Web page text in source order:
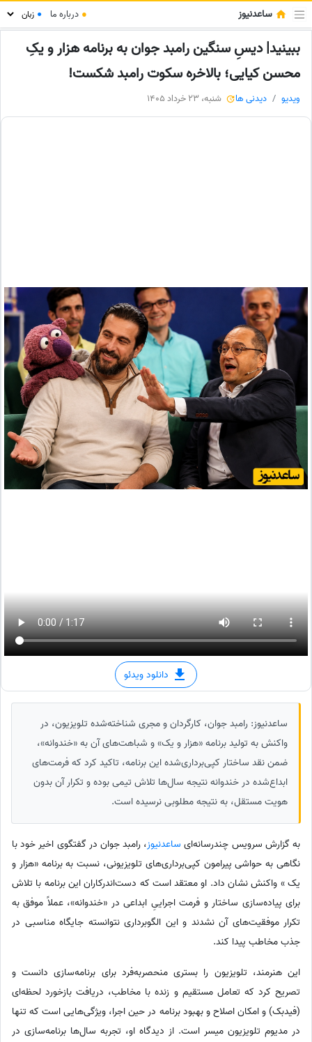
ساعدنیوز ● درباره ما ●
ببینید| دیسِ سنگین رامبد جوان به برنامه هزار و یکِ
محسن کیایی؛ بالاخره سکوت رامبد شکست!
ویدیو دیدنی ها شنبه، 23 خرداد 1405
دانلود ویدئو
ساعدنیوز: رامبد جوان، کارگردان و مجری شناخته‌شده تلویزیون، در
واکنش به تولید برنامه «هزار و یک» و شباهت‌های آن به «خندوانه»،
ضمن نقد ساختار کپی‌برداری‌شده این برنامه، تاکید کرد که فرمت‌های
ابداع‌شده در خندوانه نتیجه سال‌ها تلاش تیمی بوده و تکرار آن بدون
هویت مستقل، به نتیجه مطلوبی نرسیده است.
به گزارش سرویس چندرسانه‌ای ساعدنیوز، رامبد جوان در گفتگوی اخیر خود با
نگاهی به حواشی پیرامون کپی‌برداری‌های تلویزیونی، نسبت به برنامه «هزار و
یک » واکنش نشان داد. او معتقد است که دست‌اندرکاران این برنامه با تلاش
برای پیاده‌سازی ساختار و فرمت اجراییِ ابداعی در «خندوانه»، عملاً موفق به
تکرار موفقیت‌های آن نشدند و این الگوبرداری نتوانسته جایگاه مناسبی در
جذب مخاطب پیدا کند.
این هنرمند، تلویزیون را بستری منحصربه‌فرد برای برنامه‌سازی دانست و
تصریح کرد که تعامل مستقیم و زنده با مخاطب، دریافت بازخورد لحظه‌ای
(فیدبک) و امکان اصلاح و بهبود برنامه در حین اجرا، ویژگی‌هایی است که تنها
در مدیوم تلویزیون میسر است. از دیدگاه او، تجربه سال‌ها برنامه‌سازی در